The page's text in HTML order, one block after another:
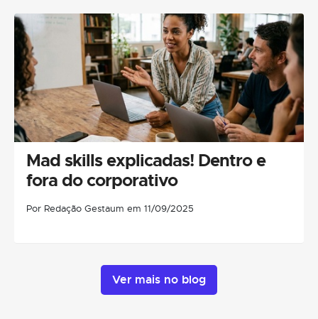
Mad skills explicadas! Dentro e
fora do corporativo
Por Redação Gestaum em 11/09/2025
Ver mais no blog